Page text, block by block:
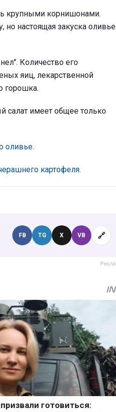
крупными корнишонами.
но настоящая закуска оливье
Количество его
яиц, лекарственной
горошка.
салат имеет общее только
оливье.
картофеля.
FB TG X VB 🔗